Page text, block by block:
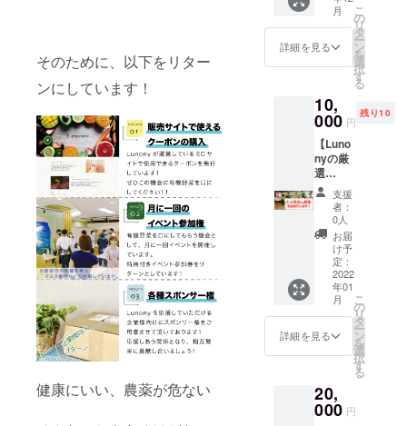
そのために、以下をリター
ンにしています！
健康にいい、農薬が危ない
をお送
りいた
す。 ま
た、
る活動
や、今
回ご支
援いた
だく資
金の用
途につ
いての
活動報
告メー
ルをお
送りい
たしま
す。
【希望
に名前
を記
お名前
記載希
14:00(
メール
にて直
だきま
す。) 場
大阪近
辺(メー
ルにて
直接ご
連絡さ
せてい
ただき
ます。)
※感染症
対策に
ご理解
いただ
のみご
参加を
ます。
【お礼
参加と
米粉マ
フィン1
す。 旬
の有機
野菜を
使った
料理を
お楽し
みくだ
さい。
日時：2
月某日
12:30〜
14:00
場所：
新大阪
近辺
(メール
にて直
だきま
す。) ※
オープ
ンした
Lunony
のECサ
イトで
機野菜
を購入
できる
有機野
菜クー
ポンで
す。
10,000
円で
12,000
円分
(1000円
×12枚)
のクー
ポンを
用意い
たしま
ちら
(https://
lunony.
月
詳細を見る
こ
の
リ
タ
ー
ン
を
選
択
す
る
10,
000 円
残り10
【Luno
nyの厳
選
10,000
円分】
Lunony
で厳選
した旬
の有機
野菜
セット
1ヶ月分
をお送
りしま
す！
1ヶ月間
有機野
菜をお
送りし
支援
者：
0人
お届
け予
定：
2022
年01
月
詳細を見る
こ
の
リ
タ
ー
ン
を
選
択
す
る
20,
000 円